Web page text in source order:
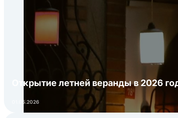
Открытие летней веранды в 2026
01.05.2026